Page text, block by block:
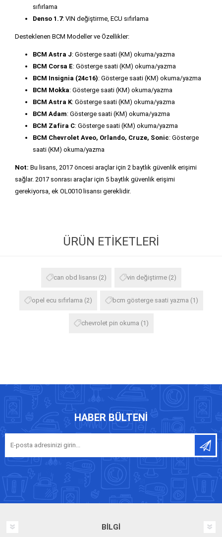
sıfırlama
Denso 1.7: VIN değiştirme, ECU sıfırlama
Desteklenen BCM Modeller ve Özellikler:
BCM Astra J: Gösterge saati (KM) okuma/yazma
BCM Corsa E: Gösterge saati (KM) okuma/yazma
BCM Insignia (24c16): Gösterge saati (KM) okuma/yazma
BCM Mokka: Gösterge saati (KM) okuma/yazma
BCM Astra K: Gösterge saati (KM) okuma/yazma
BCM Adam: Gösterge saati (KM) okuma/yazma
BCM Zafira C: Gösterge saati (KM) okuma/yazma
BCM Chevrolet Aveo, Orlando, Cruze, Sonic: Gösterge
saati (KM) okuma/yazma
Not: Bu lisans, 2017 öncesi araçlar için 2 baytlık güvenlik erişimi
sağlar. 2017 sonrası araçlar için 5 baytlık güvenlik erişimi
gerekiyorsa, ek OL0010 lisansı gereklidir.
ÜRÜN ETIKETLERI
can obd lisansı (2) vin değiştirme (2)
opel ecu sıfırlama (2) bcm gösterge saati yazma (1)
chevrolet pin okuma (1)
HABER BÜLTENI
BILGI